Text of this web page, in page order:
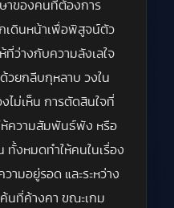
าของคนที่ต้องการ
กเดินหน้าเพื่อพิสูจน์ตัว
ที่ว่างกับความลังเลใจ
ด้วยกลีบกุหลาบ วงใน
ไม่เห็น การตัดสินใจที่
ห้ความสัมพันธ์พัง หรือ
ทั้งหมดทำให้คนในเรื่อง
ามอยู่รอด และระหว่าง
นที่ค้างคา ขณะเกม